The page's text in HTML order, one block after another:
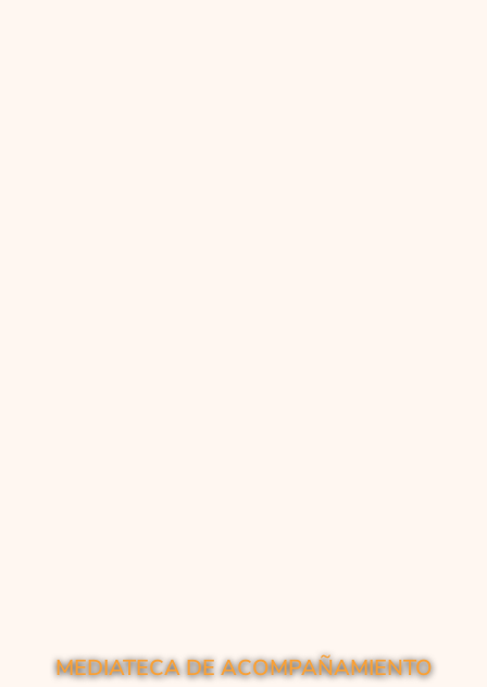
MEDIATECA DE ACOMPAÑAMIENTO